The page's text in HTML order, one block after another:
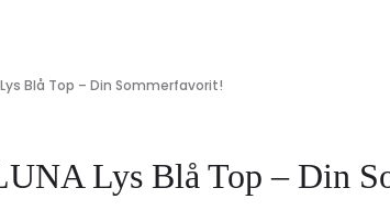
Lys Blå Top – Din Sommerfavorit!
Lys Blå Top – Din